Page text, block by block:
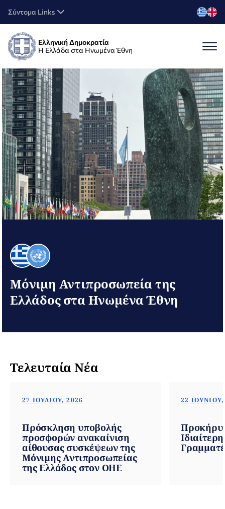
Σύντομα Links
Ελληνική Δημοκρατία
Η Ελλάδα στα Ηνωμένα Έθνη
Μόνιμη Αντιπροσωπεία της
Ελλάδος στα Ηνωμένα Έθνη
Τελευταία Νέα
27 ΙΟΥΛΊΟΥ, 2026
Πρόσκληση υποβολής
προσφορών ανακαίνιση
αίθουσας συσκέψεων της
Μόνιμης Αντιπροσωπείας
της Ελλάδος στον ΟΗΕ
22